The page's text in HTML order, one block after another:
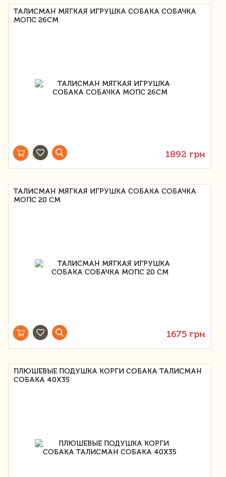
ТАЛИСМАН МЯГКАЯ ИГРУШКА СОБАКА СОБАЧКА
МОПС 26СМ
1892 грн
ТАЛИСМАН МЯГКАЯ ИГРУШКА СОБАКА СОБАЧКА
МОПС 20 СМ
1675 грн
ПЛЮШЕВЫЕ ПОДУШКА КОРГИ СОБАКА ТАЛИСМАН
СОБАКА 40X35